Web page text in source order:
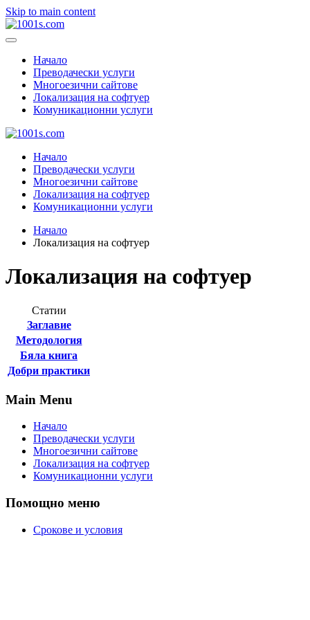
Skip to main content
Начало
Преводачески услуги
Многоезични сайтове
Локализация на софтуер
Комуникационни услуги
Начало
Преводачески услуги
Многоезични сайтове
Локализация на софтуер
Комуникационни услуги
Начало
Локализация на софтуер
Локализация на софтуер
Статии
Заглавие
Методология
Бяла книга
Добри практики
Main Menu
Начало
Преводачески услуги
Многоезични сайтове
Локализация на софтуер
Комуникационни услуги
Помощно меню
Срокове и условия